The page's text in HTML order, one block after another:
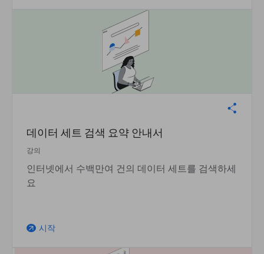
데이터 세트 검색 요약 안내서
강의
인터넷에서 수백만여 건의 데이터 세트를 검색하세
요
arrow_outward 시작